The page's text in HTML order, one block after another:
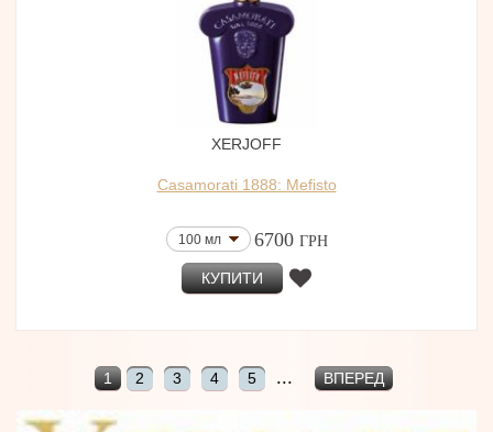
XERJOFF
Casamorati 1888: Mefisto
100 мл 6700 ГРН
КУПИТИ
1 2 3 4 5 ... ВПЕРЕД